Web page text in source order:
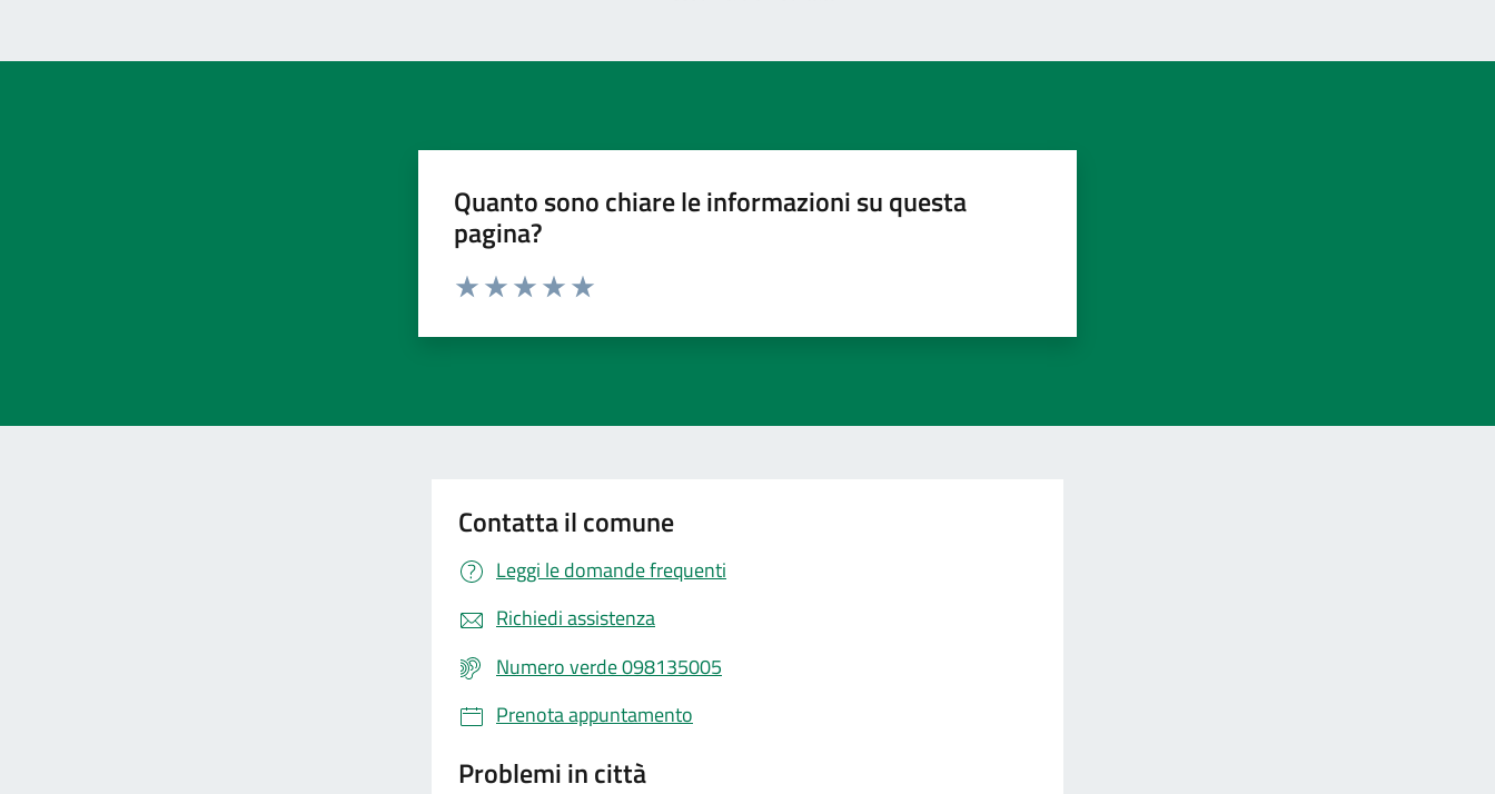
Quanto sono chiare le informazioni su questa
pagina?
Contatta il comune
Leggi le domande frequenti
Richiedi assistenza
Numero verde 098135005
Prenota appuntamento
Problemi in città